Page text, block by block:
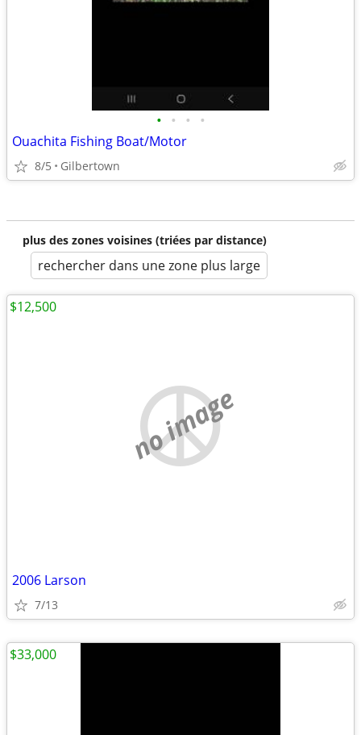
• • • •
Ouachita Fishing Boat/Motor
8/5 Gilbertown
plus des zones voisines (triées par distance)
rechercher dans une zone plus large
no image
2006 Larson
7/13
$12,500
$33,000